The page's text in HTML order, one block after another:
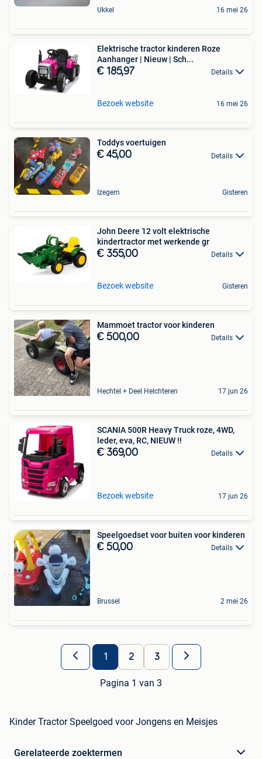
Ukkel 16 mei 26
Elektrische tractor kinderen Roze
Aanhanger | Nieuw | Sch...
€ 185,97 Details
Bezoek website 16 mei 26
Toddys voertuigen
€ 45,00 Details
Izegem Gisteren
John Deere 12 volt elektrische
kindertractor met werkende gr
€ 355,00 Details
Bezoek website Gisteren
Mammoet tractor voor kinderen
€ 500,00 Details
Hechtel + Deel Helchteren 17 jun 26
SCANIA 500R Heavy Truck roze, 4WD,
leder, eva, RC, NIEUW !!
€ 369,00 Details
Bezoek website 17 jun 26
Speelgoedset voor buiten voor kinderen
€ 50,00 Details
Brussel 2 mei 26
1 2 3
Pagina 1 van 3
Kinder Tractor Speelgoed voor Jongens en Meisjes
Gerelateerde zoektermen